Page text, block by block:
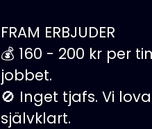
FRAM ERBJUDER
💰 160 - 200 kr per
jobbet.
🚫 Inget tjafs. Vi
självklart.